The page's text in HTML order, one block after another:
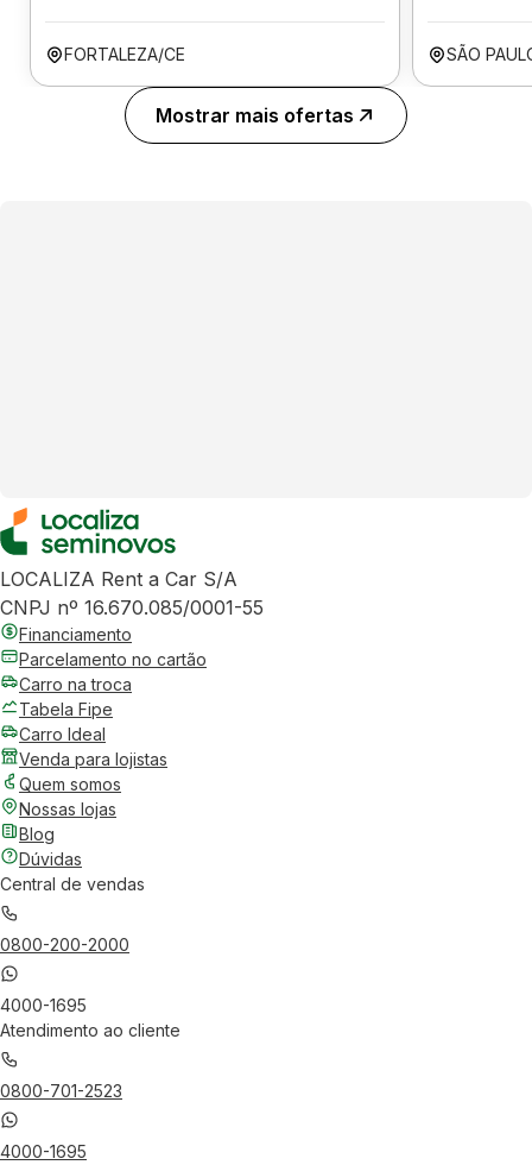
FORTALEZA/CE SÃO
Mostrar mais ofertas
LOCALIZA Rent a Car S/A
CNPJ nº 16.670.085/0001-55
Financiamento
Parcelamento no cartão
Carro na troca
Tabela Fipe
Carro Ideal
Venda para lojistas
Quem somos
Nossas lojas
Blog
Dúvidas
Central de vendas
0800-200-2000
4000-1695
Atendimento ao cliente
0800-701-2523
4000-1695